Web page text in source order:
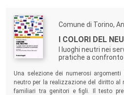
Comune di Torino,
I COLORI DEL
I luoghi neutri nei
pratiche a confronto
Una selezione dei numerosi
neutro per la realizzazione del diritto al
familiari tra genitori e figli. Il testo